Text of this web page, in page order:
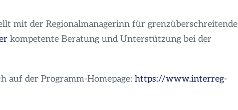
mit der Regionalmanagerinn für grenzüberschreitende
kompetente Beratung und Unterstützung bei der
auf der Programm-Homepage: https://www.interreg-